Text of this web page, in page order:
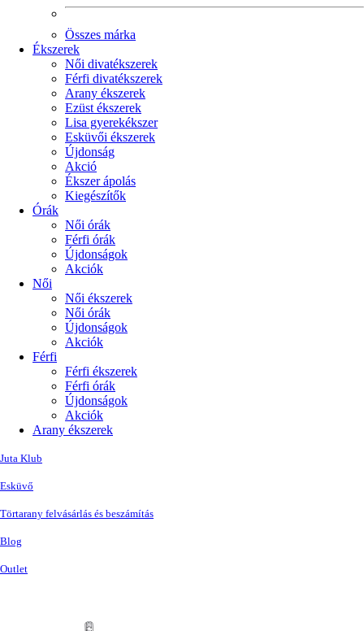
Összes márka
Ékszerek
Női divatékszerek
Férfi divatékszerek
Arany ékszerek
Ezüst ékszerek
Lisa gyerekékszer
Esküvői ékszerek
Újdonság
Akció
Ékszer ápolás
Kiegészítők
Órák
Női órák
Férfi órák
Újdonságok
Akciók
Női
Női ékszerek
Női órák
Újdonságok
Akciók
Férfi
Férfi ékszerek
Férfi órák
Újdonságok
Akciók
Arany ékszerek
Juta Klub
Esküvő
Törtarany felvásárlás és beszámítás
Blog
Outlet